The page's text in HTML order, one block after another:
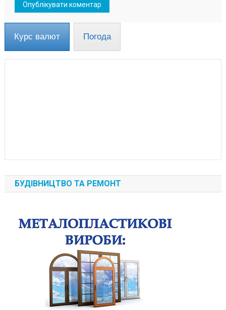
Курс валют Погода
БУДІВНИЦТВО ТА РЕМОНТ